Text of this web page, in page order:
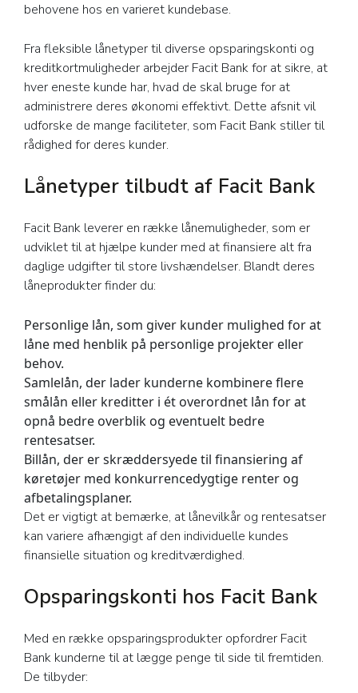
behovene hos en varieret kundebase.
Fra fleksible lånetyper til diverse opsparingskonti og
kreditkortmuligheder arbejder Facit Bank for at sikre, at
hver eneste kunde har, hvad de skal bruge for at
administrere deres økonomi effektivt. Dette afsnit vil
udforske de mange faciliteter, som Facit Bank stiller til
rådighed for deres kunder.
Lånetyper tilbudt af Facit Bank
Facit Bank leverer en række lånemuligheder, som er
udviklet til at hjælpe kunder med at finansiere alt fra
daglige udgifter til store livshændelser. Blandt deres
låneprodukter finder du:
Personlige lån, som giver kunder mulighed for at
låne med henblik på personlige projekter eller
behov.
Samlelån, der lader kunderne kombinere flere
smålån eller kreditter i ét overordnet lån for at
opnå bedre overblik og eventuelt bedre
rentesatser.
Billån, der er skræddersyede til finansiering af
køretøjer med konkurrencedygtige renter og
afbetalingsplaner.
Det er vigtigt at bemærke, at lånevilkår og rentesatser
kan variere afhængigt af den individuelle kundes
finansielle situation og kreditværdighed.
Opsparingskonti hos Facit Bank
Med en række opsparingsprodukter opfordrer Facit
Bank kunderne til at lægge penge til side til fremtiden.
De tilbyder: